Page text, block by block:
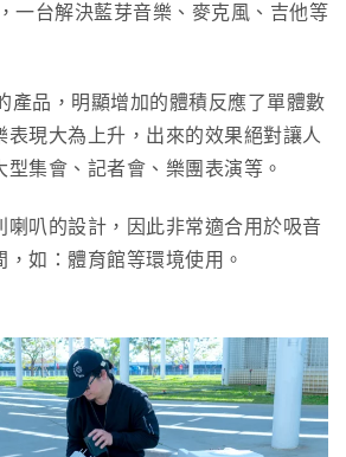
一台解決藍芽音樂、麥克風、吉他等
產品，明顯增加的體積反應了單體數
表現大為上升，出來的效果絕對讓人
集會、記者會、樂團表演等。
喇叭的設計，因此非常適合用於吸音
如：體育館等環境使用。